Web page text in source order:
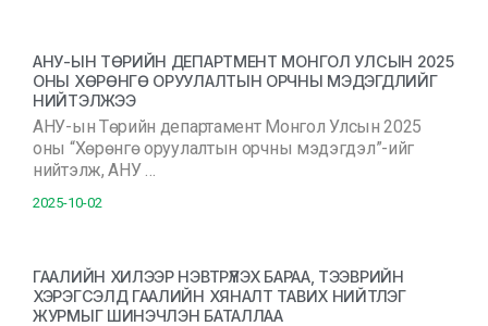
АНУ-ЫН ТӨРИЙН ДЕПАРТМЕНТ МОНГОЛ УЛСЫН 2025
ОНЫ ХӨРӨНГӨ ОРУУЛАЛТЫН ОРЧНЫ МЭДЭГДЛИЙГ
НИЙТЭЛЖЭЭ
АНУ-ын Төрийн департамент Монгол Улсын 2025
оны “Хөрөнгө оруулалтын орчны мэдэгдэл”-ийг
нийтэлж, АНУ …
2025-10-02
ГААЛИЙН ХИЛЭЭР НЭВТРҮҮЛЭХ БАРАА, ТЭЭВРИЙН
ХЭРЭГСЭЛД ГААЛИЙН ХЯНАЛТ ТАВИХ НИЙТЛЭГ
ЖУРМЫГ ШИНЭЧЛЭН БАТАЛЛАА